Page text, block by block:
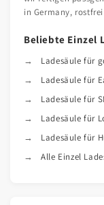
in Germany,
Beliebte Einzel
Ladesäule für
Ladesäule für
Ladesäule für
Ladesäule für
Ladesäule für
Alle Einzel